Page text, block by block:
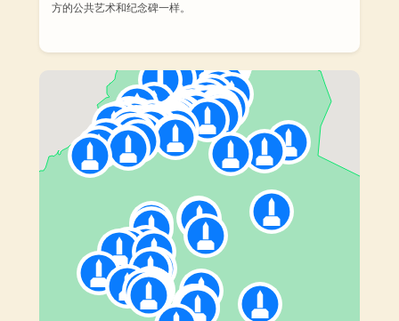
方的公共艺术和纪念碑一样。